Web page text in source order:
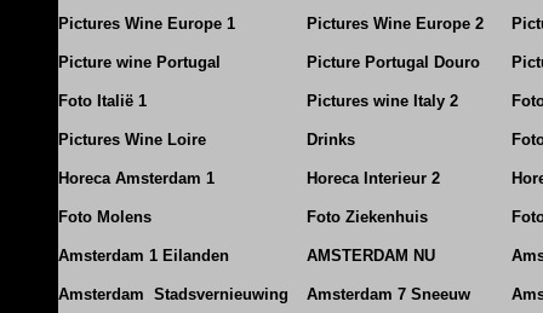
Pictures Wine Europe 1 Pictures Wine Europe 2
Picture wine Portugal Picture Portugal Douro
Foto Italië 1 Pictures wine Italy 2
Pictures Wine Loire Drinks
Horeca Amsterdam 1 Horeca Interieur 2
Foto Molens Foto Ziekenhuis
Amsterdam 1 Eilanden AMSTERDAM NU
Amsterdam Stadsvernieuwing Amsterdam 7 Sneeuw